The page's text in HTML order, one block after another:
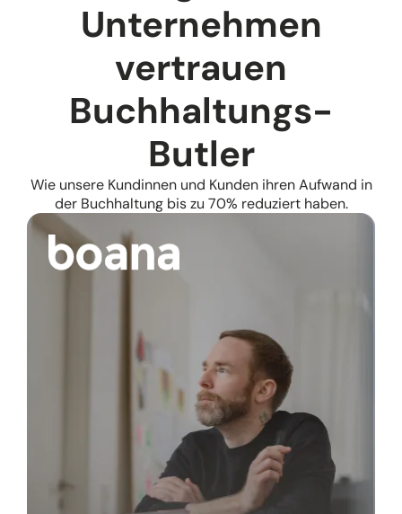
Unternehmen
vertrauen
Buchhaltungs­
Butler
Wie unsere Kundinnen und Kunden ihren Aufwand in
der Buchhaltung bis zu 70% reduziert haben.